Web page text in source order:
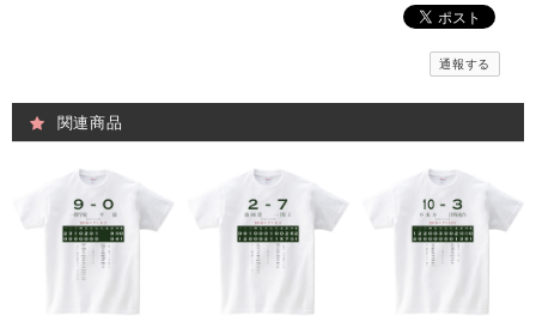
通報する
関連商品